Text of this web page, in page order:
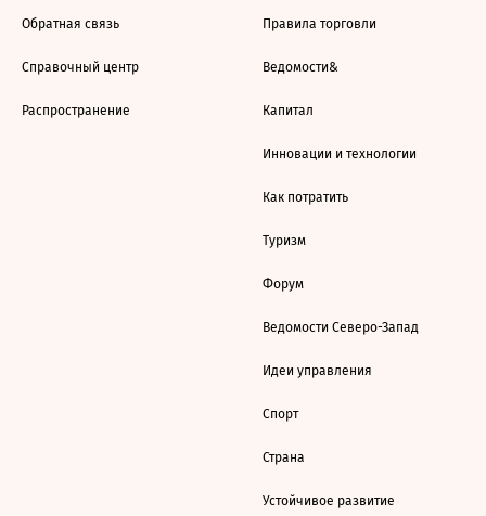
Обратная связь
Справочный центр
Распространение
Правила торговли
Ведомости&
Капитал
Инновации и технологии
Как потратить
Туризм
Форум
Ведомости Северо-Запад
Идеи управления
Спорт
Страна
Устойчивое развитие